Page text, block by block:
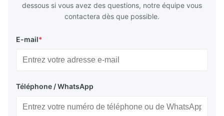
dessous si vous avez des questions, notre équipe vous
contactera dès que possible.
E-mail*
Téléphone / WhatsApp